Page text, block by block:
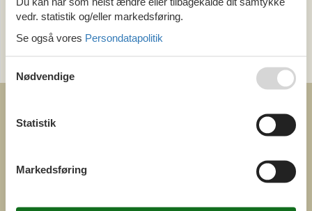
Kategori
vedr. statistik og/eller markedsføring.
Se også vores Persondatapolitik
Nødvendige
Statistik
Markedsføring